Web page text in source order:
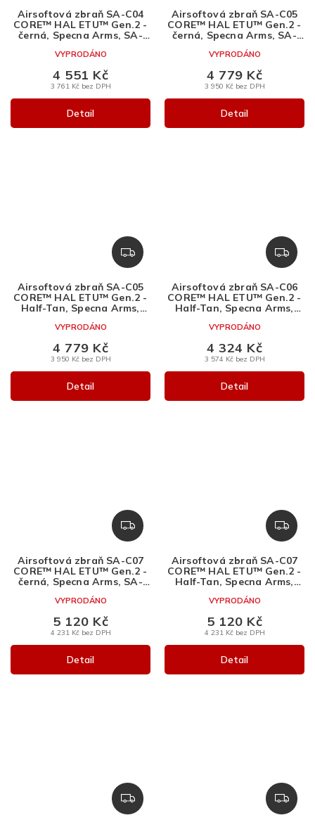
R
M
Airsoftová zbraň SA-C04
CORE™ HAL ETU™ Gen.2 -
černá, Specna Arms, SA-
VYPRODÁNO
3 761 Kč bez DPH
4 551 Kč
Detail
R
M
Airsoftová zbraň SA-C05
CORE™ HAL ETU™ Gen.2 -
černá, Specna Arms, SA-
VYPRODÁNO
3 950 Kč bez DPH
4 779 Kč
Detail
Z
D
R
M
Airsoftová zbraň SA-C05
CORE™ HAL ETU™ Gen.2 -
Half-Tan, Specna Arms,
VYPRODÁNO
3 950 Kč bez DPH
4 779 Kč
Detail
Z
D
R
M
Airsoftová zbraň SA-C06
CORE™ HAL ETU™ Gen.2 -
Half-Tan, Specna Arms,
VYPRODÁNO
3 574 Kč bez DPH
4 324 Kč
Detail
Z
D
R
M
Airsoftová zbraň SA-C07
CORE™ HAL ETU™ Gen.2 -
černá, Specna Arms, SA-
VYPRODÁNO
4 231 Kč bez DPH
5 120 Kč
Detail
Z
D
R
M
Airsoftová zbraň SA-C07
CORE™ HAL ETU™ Gen.2 -
Half-Tan, Specna Arms,
VYPRODÁNO
4 231 Kč bez DPH
5 120 Kč
Detail
Z
D
Z
D